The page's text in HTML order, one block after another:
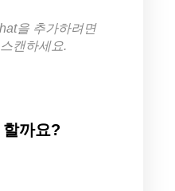
을 추가하려면
스캔하세요.
까요?